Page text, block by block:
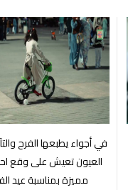
في أجواء يطبعها الفرح
العيون تعيش على وقع
مميزة بمناسبة عيد